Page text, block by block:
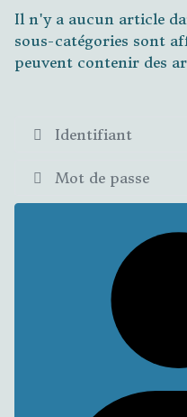
Il n'y a aucun article
sous-catégories sont
peuvent contenir des